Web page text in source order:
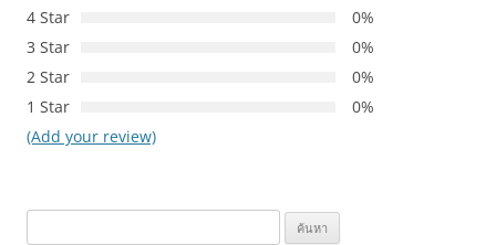
4 Star
0%
3 Star
0%
2 Star
0%
1 Star
0%
(Add your review)